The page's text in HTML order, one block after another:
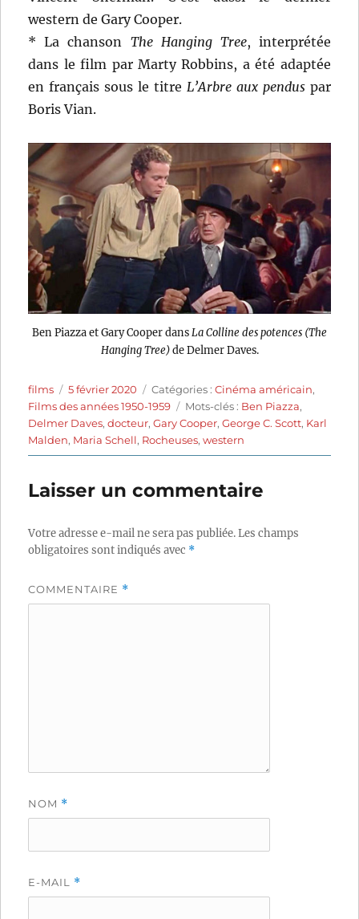
western de Gary Cooper.
* La chanson The Hanging Tree, interprétée
dans le film par Marty Robbins, a été adaptée
en français sous le titre L’Arbre aux penduspar
Boris Vian.
Ben Piazza et Gary Cooper dans La Colline des potences (The
Hanging Tree)de Delmer Daves.
Auteur
films
Publié
le
5 février 2020 Catégories
Catégories :Cinéma américain,
Films des années 1950-1959
Étiquettes
Mots-clés : Ben Piazza,
Delmer Daves,docteur,Gary Cooper,George C. Scott, Karl
Malden, Maria Schell, Rocheuses,western
Laisser un commentaire
Votre adresse e-mail ne sera pas publiée.Les champs
obligatoires sont indiqués avec *
COMMENTAIRE *
NOM *
E-MAIL *